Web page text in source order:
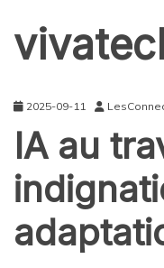
2025-09-11
IA au